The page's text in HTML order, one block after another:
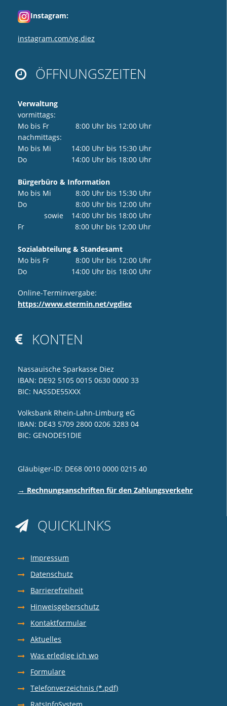
Instagram:
instagram.com/vg.diez
 ÖFFNUNGSZEITEN
Verwaltung
vormittags:
Mo bis Fr 8:00 Uhr bis 12:00 Uhr
nachmittags:
Mo bis Mi 14:00 Uhr bis 15:30 Uhr
Do 14:00 Uhr bis 18:00 Uhr
Bürgerbüro & Information
Mo bis Mi 8:00 Uhr bis 15:30 Uhr
Do 8:00 Uhr bis 12:00 Uhr
sowie 14:00 Uhr bis 18:00 Uhr
Fr 8:00 Uhr bis 12:00 Uhr
Sozialabteilung & Standesamt
Mo bis Fr 8:00 Uhr bis 12:00 Uhr
Do 14:00 Uhr bis 18:00 Uhr
Online-Terminvergabe:
https://www.etermin.net/vgdiez
 KONTEN
Nassauische Sparkasse Diez
IBAN: DE92 5105 0015 0630 0000 33
BIC: NASSDE55XXX
Volksbank Rhein-Lahn-Limburg eG
IBAN: DE43 5709 2800 0206 3283 04
BIC: GENODE51DIE
Gläubiger-ID: DE68 0010 0000 0215 40
→ Rechnungsanschriften für den Zahlungsverkehr
 QUICKLINKS
Impressum
Datenschutz
Barrierefreiheit
Hinweisgeberschutz
Kontaktformular
Aktuelles
Was erledige ich wo
Formulare
Telefonverzeichnis (*.pdf)